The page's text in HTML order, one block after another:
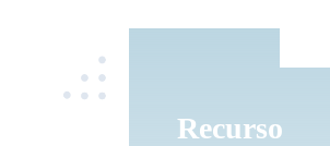
Recurso